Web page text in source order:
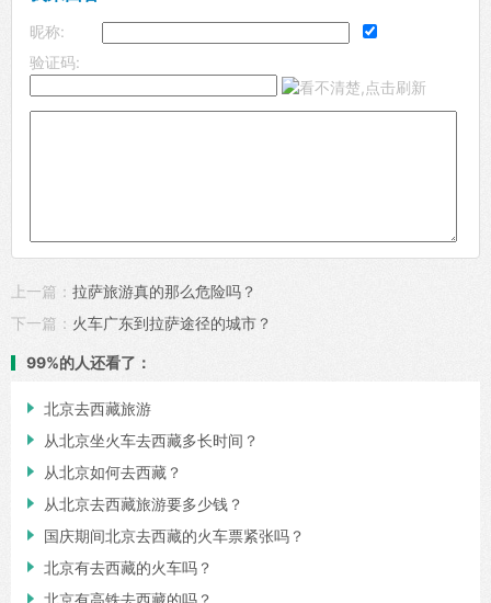
昵称:
验证码:
上一篇： 拉萨旅游真的那么危险吗？
下一篇： 火车广东到拉萨途径的城市？
99%的人还看了：
 北京去西藏旅游
 从北京坐火车去西藏多长时间？
 从北京如何去西藏？
 从北京去西藏旅游要多少钱？
 国庆期间北京去西藏的火车票紧张吗？
 北京有去西藏的火车吗？
